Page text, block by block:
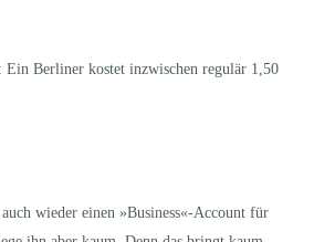
Ein Berliner kostet inzwischen regulär 1,50
wieder einen »Business«-Account für